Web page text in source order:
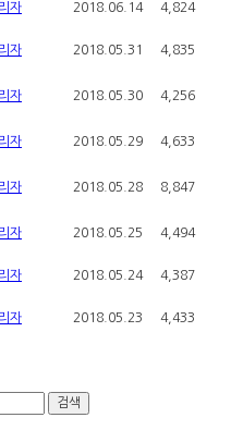
자 2018.06.14 4,824
자 2018.05.31 4,835
자 2018.05.30 4,256
자 2018.05.29 4,633
자 2018.05.28 8,847
자 2018.05.25 4,494
자 2018.05.24 4,387
자 2018.05.23 4,433